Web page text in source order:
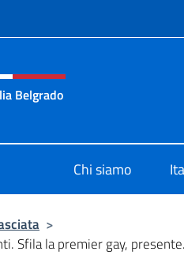
e menù
Belgrado
Chi siamo
>
Sfila la premier gay,